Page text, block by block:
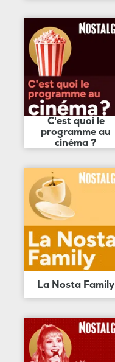
C'est quoi le
programme au
cinéma ?
La Nosta Family